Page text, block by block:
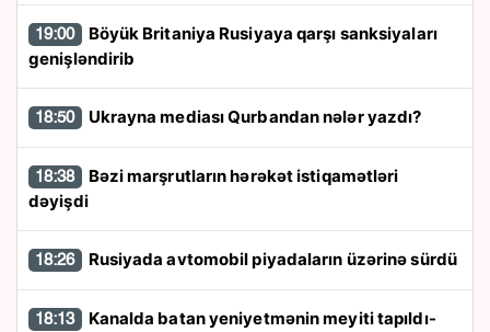
19:00
genişləndirib
18:50 Ukrayna mediası Qurbandan nələr yazdı?
18:38
dəyişdi
18:26 Rusiyada avtomobil piyadaların üzərinə sürdü
18:13